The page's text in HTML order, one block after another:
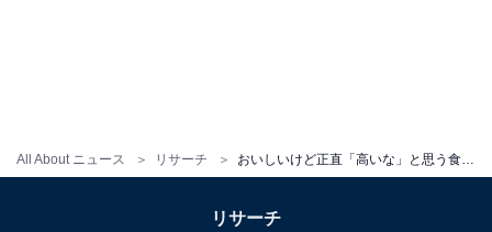
All About ニュース リサーチ
が安いから（30歳未回答／大阪府）」「他の焼肉食べ放
価で営業しているから高く感じてしまう（40歳女性／京
リサーチ